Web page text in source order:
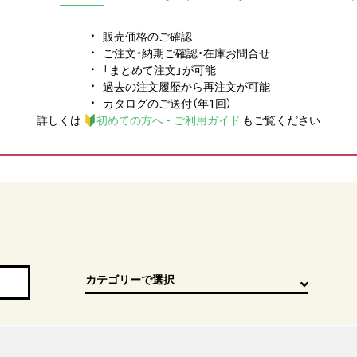
販売価格のご確認
ご注文・納期ご確認・在庫お問合せ
「まとめて注文」が可能
過去の注文履歴から再注文が可能
カタログのご送付（年1回）
詳しくは
初めての方へ - ご利用ガイド もご覧ください